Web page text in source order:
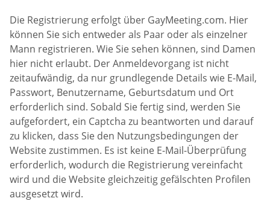
Die Registrierung erfolgt über GayMeeting.com. Hier
können Sie sich entweder als Paar oder als einzelner
Mann registrieren. Wie Sie sehen können, sind Damen
hier nicht erlaubt. Der Anmeldevorgang ist nicht
zeitaufwändig, da nur grundlegende Details wie E-Mail,
Passwort, Benutzername, Geburtsdatum und Ort
erforderlich sind. Sobald Sie fertig sind, werden Sie
aufgefordert, ein Captcha zu beantworten und darauf
zu klicken, dass Sie den Nutzungsbedingungen der
Website zustimmen. Es ist keine E-Mail-Überprüfung
erforderlich, wodurch die Registrierung vereinfacht
wird und die Website gleichzeitig gefälschten Profilen
ausgesetzt wird.